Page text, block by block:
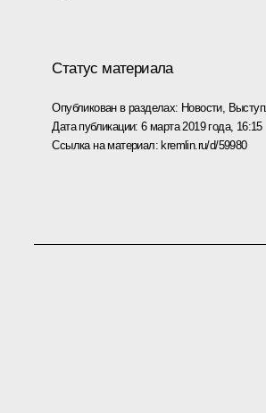
Статус материала
Опубликован в разделах: Новости,
Дата публикации:6 марта 2019 года, 16:15
Ссылка на материал: kremlin.ru/d/59980